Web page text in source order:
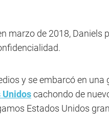
marzo de 2018, Daniels
y se embarcó en una
Unidoscachondo de
Estados Unidos